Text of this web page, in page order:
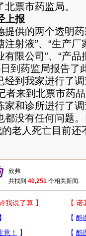
票市药监局。
报
的两个透明药
注射液”、“生产
限公司”、“产
药监局报告了
经到我家进行了
来到北票市药品
家和诊所进行了
都没有任何问题
的老人死亡目前还
共找到 40,251 个相关新闻.